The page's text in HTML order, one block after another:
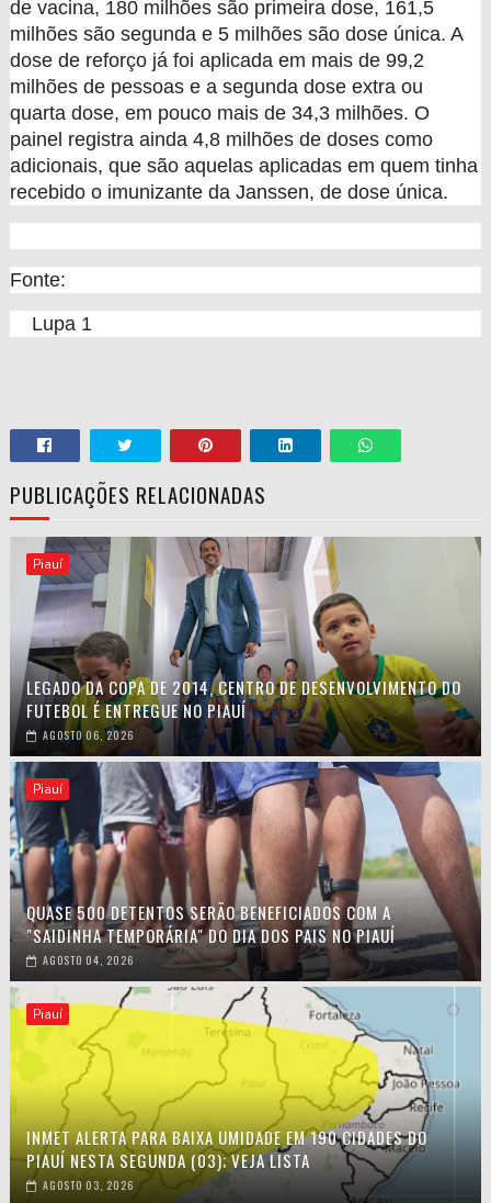
de vacina, 180 milhões são primeira dose, 161,5
milhões são segunda e 5 milhões são dose única. A
dose de reforço já foi aplicada em mais de 99,2
milhões de pessoas e a segunda dose extra ou
quarta dose, em pouco mais de 34,3 milhões. O
painel registra ainda 4,8 milhões de doses como
adicionais, que são aquelas aplicadas em quem tinha
recebido o imunizante da Janssen, de dose única.
Fonte:
Lupa 1
PUBLICAÇÕES RELACIONADAS
Piauí
LEGADO DA COPA DE 2014, CENTRO DE DESENVOLVIMENTO DO
FUTEBOL É ENTREGUE NO PIAUÍ
AGOSTO 06, 2026
Piauí
QUASE 500 DETENTOS SERÃO BENEFICIADOS COM A
"SAIDINHA TEMPORÁRIA" DO DIA DOS PAIS NO PIAUÍ
AGOSTO 04, 2026
Piauí
INMET ALERTA PARA BAIXA UMIDADE EM 190 CIDADES DO
PIAUÍ NESTA SEGUNDA (03); VEJA LISTA
AGOSTO 03, 2026